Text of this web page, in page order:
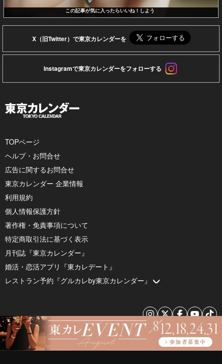
この記事が気に入ったらいいね！しよう
X（旧Twitter）で東京カレンダーを
Instagramで東京カレンダーをフォローする
TOPページ
ヘルプ・お問合せ
広告に関するお問合せ
東京カレンダー 企業情報
利用規約
個人情報保護方針
著作権・免責事項について
特定商取引法に基づく表示
月刊誌『東京カレンダー』
婚活・恋活アプリ『東カレデート』
レストラン予約『グルカレby東京カレンダー』
© 2026 by Tokyo Calendar, Inc.